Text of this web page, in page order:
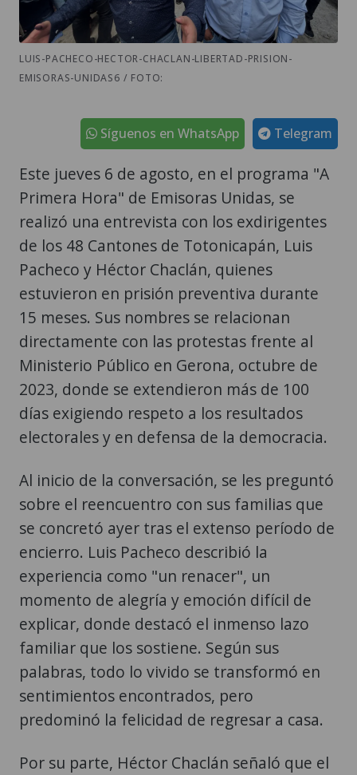
LUIS-PACHECO-HECTOR-CHACLAN-LIBERTAD-PRISION-
EMISORAS-UNIDAS6 / FOTO:
Telegram
Síguenos en WhatsApp
Este jueves 6 de agosto, en el programa "A
Primera Hora" de Emisoras Unidas, se
realizó una entrevista con los exdirigentes
de los 48 Cantones de Totonicapán, Luis
Pacheco y Héctor Chaclán, quienes
estuvieron en prisión preventiva durante
15 meses. Sus nombres se relacionan
directamente con las protestas frente al
Ministerio Público en Gerona, octubre de
2023, donde se extendieron más de 100
días exigiendo respeto a los resultados
electorales y en defensa de la democracia.
Al inicio de la conversación, se les preguntó
sobre el reencuentro con sus familias que
se concretó ayer tras el extenso período de
encierro. Luis Pacheco describió la
experiencia como "un renacer", un
momento de alegría y emoción difícil de
explicar, donde destacó el inmenso lazo
familiar que los sostiene. Según sus
palabras, todo lo vivido se transformó en
sentimientos encontrados, pero
predominó la felicidad de regresar a casa.
Por su parte, Héctor Chaclán señaló que el